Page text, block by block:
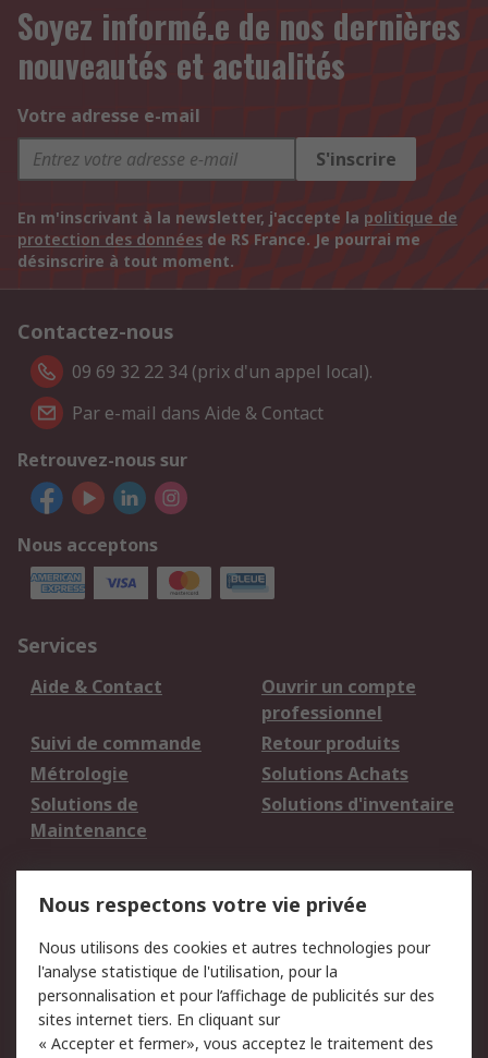
Soyez informé.e de nos dernières
nouveautés et actualités
Votre adresse e-mail
S'inscrire
En m'inscrivant à la newsletter, j'accepte la politique de
protection des données de RS France. Je pourrai me
désinscrire à tout moment.
Contactez-nous
09 69 32 22 34 (prix d'un appel local).
Par e-mail dans Aide & Contact
Retrouvez-nous sur
Nous acceptons
Services
Aide & Contact
Ouvrir un compte
professionnel
Suivi de commande
Retour produits
Métrologie
Solutions Achats
Solutions de
Maintenance
Solutions d'inventaire
du site
Politique de protection
des données - Mise à
jour
Sécurité des E-mails
Nous respectons votre vie privée
Nous utilisons des cookies et autres technologies pour
l'analyse statistique de l'utilisation, pour la
personnalisation et pour l’affichage de publicités sur des
sites internet tiers. En cliquant sur
« Accepter et fermer», vous acceptez le traitement des